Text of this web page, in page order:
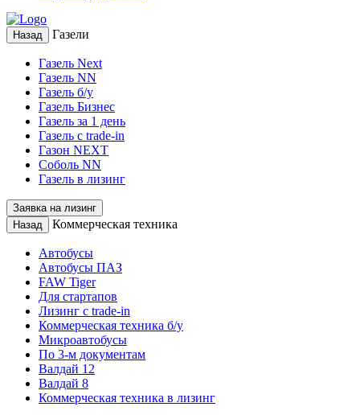
Назад Газели
Газель Next
Газель NN
Газель б/у
Газель Бизнес
Газель за 1 день
Газель с trade-in
Газон NEXT
Соболь NN
Газель в лизинг
Заявка на лизинг
Назад
Коммерческая техника
Автобусы
Автобусы ПАЗ
FAW Tiger
Для стартапов
Лизинг с trade-in
Коммерческая техника б/у
Микроавтобусы
По 3-м документам
Валдай 12
Валдай 8
Коммерческая техника в лизинг